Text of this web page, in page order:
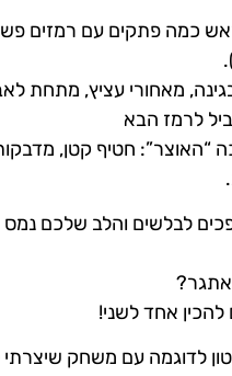
כמה פתקים עם רמזים
מאחורי עציץ, מתחת
לרמז הבא
“האוצר”: חטיף קטן,
לבלשים והלב שלכם
אתגר?
להכין אחד לשני!
לדוגמה עם משחק שיצרתי